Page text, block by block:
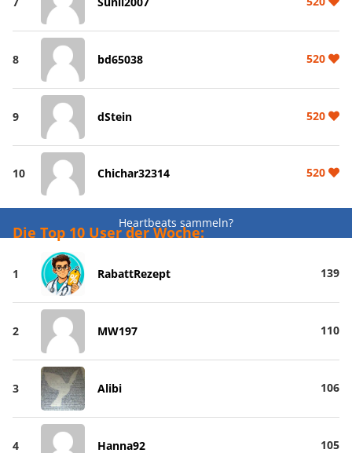
8 bd65038 520
9 dStein 520
10 Chichar32314 520
Heartbeats sammeln?
Die Top 10 User der Woche:
1 RabattRezept 139
2 MW197 110
3 Alibi 106
4 Hanna92 105